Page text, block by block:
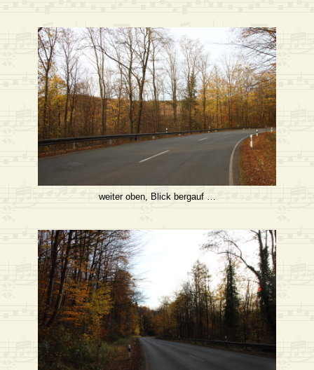
weiter oben, Blick bergauf …